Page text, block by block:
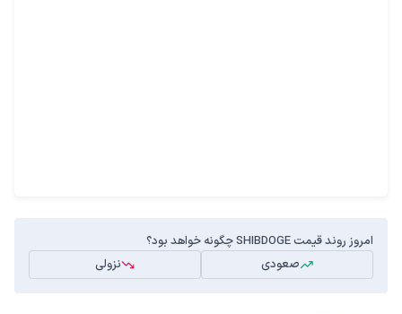
امروز روند قیمت SHIBDOGE چگونه خواهد بود؟
صعودی
نزولی